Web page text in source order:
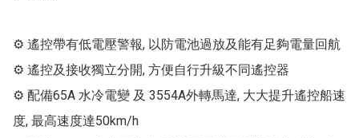
⚙ 遙控帶有低電壓警報, 以防電池過放及能有足夠電量回航
⚙ 遙控及接收獨立分開, 方便自行升級不同遙控器
⚙ 配備65A 水冷電變 及 3554A外轉馬達, 大大提升遙控船速
度, 最高速度達50km/h